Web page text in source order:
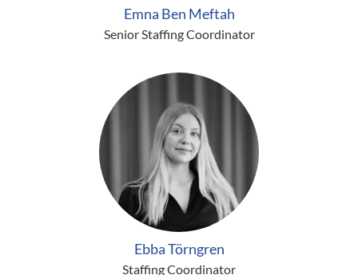
Emna Ben Meftah
Senior Staffing Coordinator
Ebba Törngren
Staffing Coordinator